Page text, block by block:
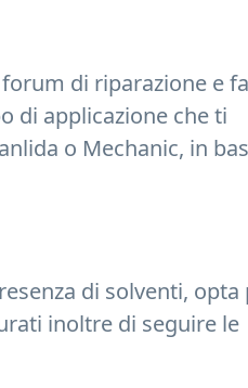
di riparazione e
di applicazione che ti
o Mechanic, in
di solventi, opta
inoltre di seguire le